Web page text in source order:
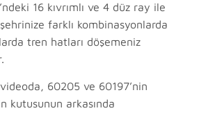
16 kıvrımlı ve 4 düz ray ile
farklı kombinasyonlarda
tren hatları döşemeniz
videoda, 60205 ve 60197’nin
kutusunun arkasında